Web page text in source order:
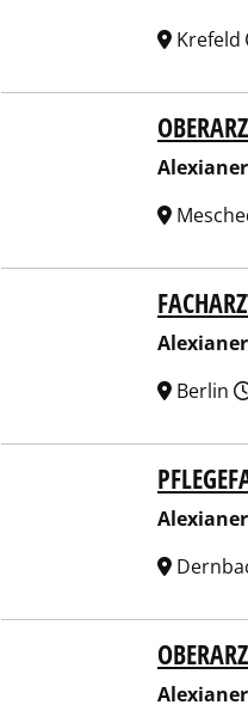
Krefeld
Berlin